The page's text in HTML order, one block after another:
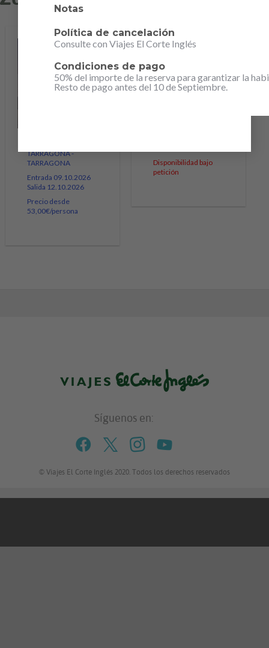
Notas
Política de cancelación
Consulte con Viajes El Corte Inglés
Condiciones de pago
50% del importe de la reserva para garantizar la
Resto de pago antes del 10 de Septiembre.
TARRAGONA -
TARRAGONA
Entrada 09.10.2026
Salida 12.10.2026
Precio desde
53,00€/persona
Disponibilidad bajo
petición
© Viajes El Corte Inglés 2020. Todos los derechos reservados
Síguenos en: